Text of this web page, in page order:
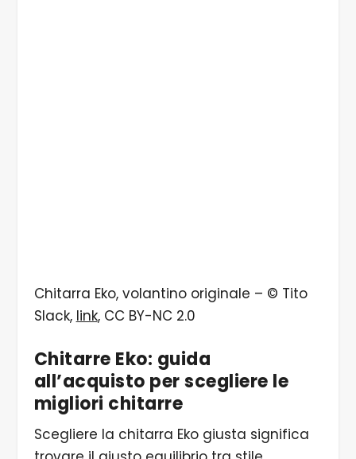
Chitarra Eko, volantino originale – © Tito
Slack, link, CC BY-NC 2.0
Chitarre Eko: guida
all’acquisto per scegliere le
migliori chitarre
Scegliere la chitarra Eko giusta significa